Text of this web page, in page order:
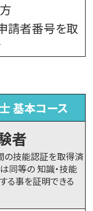
請者番号を取
基本コース
者
の技能認証を取得済
同等の知識・技能
る事を証明できる